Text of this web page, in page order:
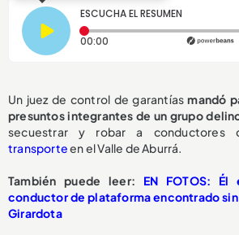
ESCUCHA EL RESUMEN
00:00 Tiempo transcurrido: 0
Un juez de control de garantíasmandó
presuntos integrantes de un grupo
secuestrar y robar a conductores
transporteen el Valle de Aburrá.
También puede leer: EN FOTOS:
conductor de plataforma encontrado sin
Girardota